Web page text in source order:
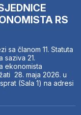
RS
sa članom 11. Statuta
21.
ekonomista
28. maja 2026. u
(Sala 1) na adresi